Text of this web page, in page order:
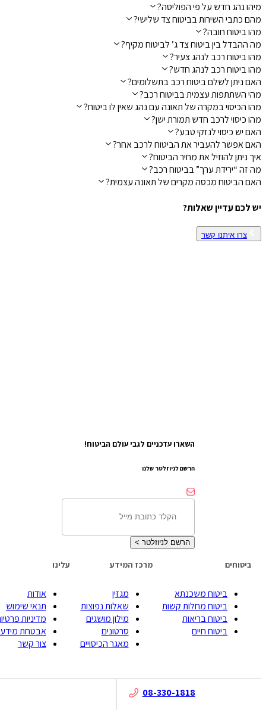
מיהו נהג חדש על פי הפוליסה?
מהם כתבי השירות בביטוח צד שלישי?
מהו ביטוח חובה?
מה ההבדל בין ביטוח צד ג’ לביטוח מקיף?
מהו ביטוח רכב לנהג צעיר?
מהו ביטוח רכב לנהג חדש?
האם ניתן לשלם ביטוח רכב בתשלומים?
מהי השתתפות עצמית בביטוח רכב?
מהו הכיסוי במקרה של תאונה עם נהג שאין לו ביטוח?
מהו כיסוי לרכב חדש תמורת ישן?
האם יש כיסוי לנזקי טבע?
האם אפשר להעביר את הביטוח לרכב אחר?
איך ניתן להוזיל את מחיר הביטוח?
מה זה “ירידת ערך” בביטוח רכב?
האם הביטוח מכסה מקרים של תאונה עצמית?
יש לכם עדיין שאלות?
צרו איתנו קשר
השארו עדכניים לגבי עולם הביטוח!
הרשם לניוזלטר שלנו
הרשם לניוזלטר >
ביטוחים
ביטוח משכנתא
ביטוח מחלות קשות
ביטוח בריאות
ביטוח חיים
מרכז המידע
מגזין
שאלות נפוצות
מילון מושגים
סרטונים
מאגר הכיסויים
עלינו
אודות
תנאי שימוש
מדיניות פרטיות
אבטחת מידע
צור קשר
08-330-1818